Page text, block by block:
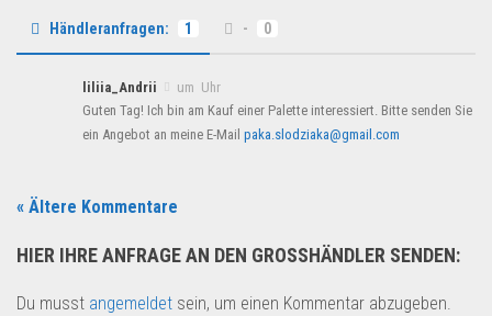
Händleranfragen: 1 - 0
liliia_Andrii
um Uhr
Guten Tag! Ich bin am Kauf einer Palette interessiert. Bitte senden Sie
ein Angebot an meine E-Mail paka.slodziaka@gmail.com
« Ältere Kommentare
HIER IHRE ANFRAGE AN DEN GROSSHÄNDLER SENDEN:
Du musst angemeldet sein, um einen Kommentar abzugeben.